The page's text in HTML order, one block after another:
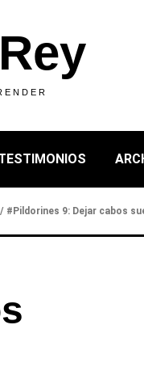
/ #Pildorines 9: Dejar cabos